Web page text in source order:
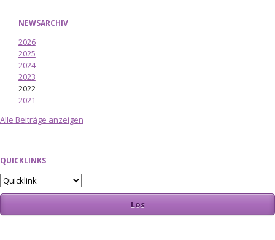
NEWSARCHIV
2026
2025
2024
2023
2022
2021
Alle Beiträge anzeigen
QUICKLINKS